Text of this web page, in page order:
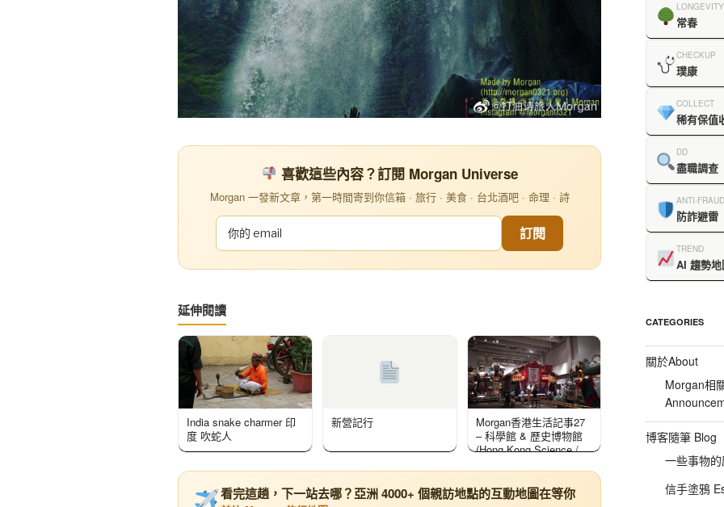
喜歡這些內容？訂閱 Morgan Universe
Morgan 一發新文章，第一時間寄到你信箱 · 旅行 · 美食 · 台北酒吧 · 命理 · 詩
訂閱
延伸閱讀
India snake charmer 印
度 吹蛇人
新營記行
Morgan香港生活記事27
– 科學館 & 歷史博物館
(Hong Kong Science /
看完這趟，下一站去哪？亞洲 4000+ 個親訪地點的互動地圖在等你
LONGEVITY
常春
CHECKUP
璞康
COLLECT
稀有保值
DD
盡職調查
ANTI-FRAUD
防詐避雷
TREND
AI 趨勢地
CATEGORIES
關於About
Morgan相
博客隨筆 Blog
一些事物
信手塗鴉